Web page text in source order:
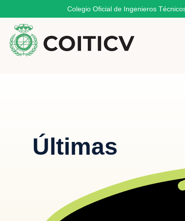
Colegio Oficial de Ingenieros
Últimas